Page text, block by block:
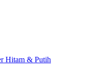
Hitam & Putih